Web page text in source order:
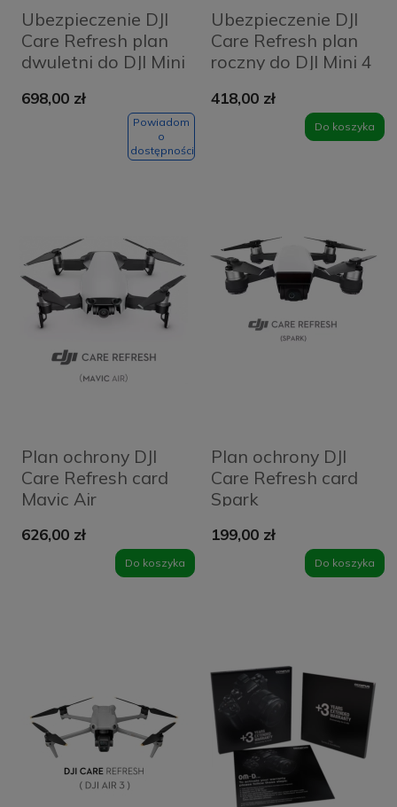
Ubezpieczenie DJI
Care Refresh plan
dwuletni do DJI Mini
elektroniczny)
698,00 zł
Powiadom
o
dostępności
Ubezpieczenie DJI
Care Refresh plan
roczny do DJI Mini 4
elektroniczny)
418,00 zł
Do koszyka
Plan ochrony DJI
Care Refresh card
Mavic Air
626,00 zł
Do koszyka
Plan ochrony DJI
Care Refresh card
Spark
199,00 zł
Do koszyka